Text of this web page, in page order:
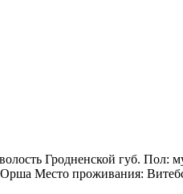
Гродненской губ. Пол:
Место проживания: